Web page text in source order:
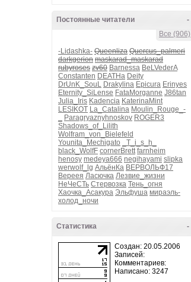
-
Постоянные читатели
Все (906)
-Lidashka- Queenliza Quercus_palmeri
darkgerion maskarad_maskarad
rubyroses zv60 Barnessa BeLVederA
Constanten DEATHa Deity
DrUnK_SouL Drakylina Epicura Erinyes
Eternity_SiLense FataMorganne J86tan
Julia_Iris Kadencia KaterinaMint
LESIKOT La_Catalina Moulin_Rouge_-
Paragryaznyhnoskov ROGER3
Shadows_of_Lilith
Wolfram_von_Bielefeld
Younita_Mechigato
_T_i_s_h_
black_WolfF cornerBrett farnheim
henosy medeya666 negihayami slipka
werwolf_lg АльёнКа ВЕРВОЛЬФ17
Вереея Ласючка Лезвие_жизни
НеЧеСТь Стервозка Тень_огня
Хаочка_Асакура Эльфуша мираэль-
холод_ночи
-
Статистика
Создан: 20.05.2006
Записей:
Комментариев:
Написано: 3247